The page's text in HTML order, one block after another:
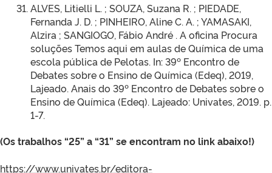
ALVES, Litielli L. ; SOUZA, Suzana R. ; PIEDADE,
Fernanda J. D. ; PINHEIRO, Aline C. A. ; YAMASAKI,
Alzira ; SANGIOGO, Fábio André . A oficina Procura
soluções Temos aqui em aulas de Química de uma
escola pública de Pelotas. In: 39º Encontro de
Debates sobre o Ensino de Química (Edeq), 2019,
Lajeado. Anais do 39º Encontro de Debates sobre o
Ensino de Química (Edeq). Lajeado: Univates, 2019. p.
1-7.
(Os trabalhos “25” a “31” se encontram no link abaixo!)
https://www.univates.br/editora-